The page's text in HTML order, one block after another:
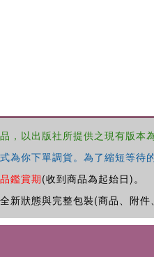
以出版社所提供之現有版本
為你下單調貨。為了縮短等
鑑賞期(收到商品為起始日)。
狀態與完整包裝(商品、附件